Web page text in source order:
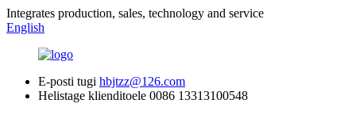
Integrates production, sales, technology and service
English
E-posti tugi hbjtzz@126.com
Helistage klienditoele 0086 13313100548